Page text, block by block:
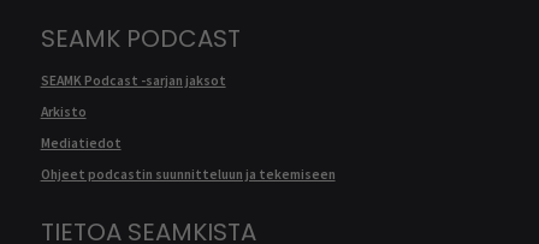
SEAMK PODCAST
SEAMK Podcast -sarjan jaksot
Arkisto
Mediatiedot
Ohjeet podcastin suunnitteluun ja tekemiseen
TIETOA SEAMKISTA